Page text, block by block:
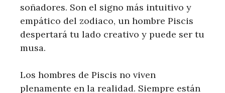
soñadores. Son el signo más intuitivo y
empático del zodiaco, un hombre Piscis
despertará tu lado creativo y puede ser tu
musa.
Los hombres de Piscis no viven
plenamente en la realidad. Siempre están